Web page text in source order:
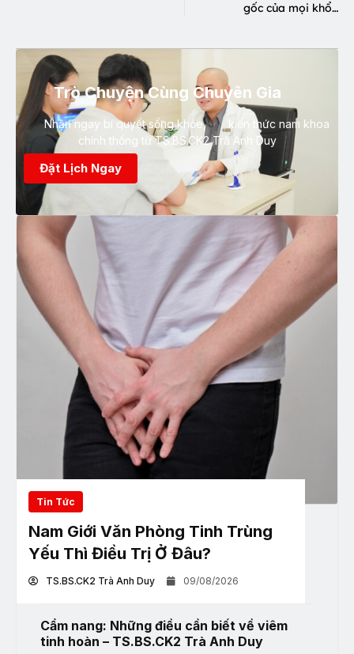
gốc của mọi khổ…
Trò Chuyện Cùng Chuyên Gia
Nhận ngay bí quyết sống khỏe, kiến thức nam khoa
chính thống từ TS.BS.CK2 Trà Anh Duy
Đặt Lịch Ngay
Tin Tức
Nam Giới Văn Phòng Tinh Trùng
Yếu Thì Điều Trị Ở Đâu?
TS.BS.CK2 Trà Anh Duy 09/08/2026
Cẩm nang: Những điều cần biết về viêm
tinh hoàn – TS.BS.CK2 Trà Anh Duy